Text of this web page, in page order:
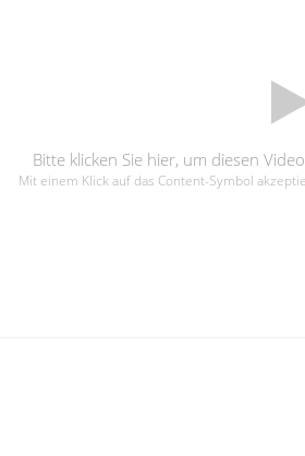
Bitte klicken Sie hier, um diesen
Mit einem Klick auf das Content-Symbol